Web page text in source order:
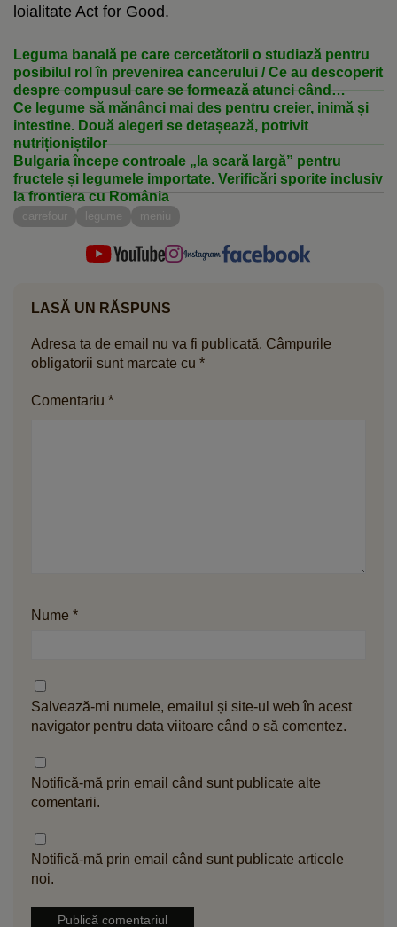
loialitate Act for Good.
Leguma banală pe care cercetătorii o studiază pentru
posibilul rol în prevenirea cancerului / Ce au descoperit
despre compusul care se formează atunci când
mestecăm leguma
Ce legume să mănânci mai des pentru creier, inimă și
intestine. Două alegeri se detașează, potrivit
nutriționiștilor
Bulgaria începe controale „la scară largă” pentru
fructele și legumele importate. Verificări sporite inclusiv
la frontiera cu România
carrefour legume meniu
LASĂ UN RĂSPUNS
Adresa ta de email nu va fi publicată. Câmpurile
obligatorii sunt marcate cu *
Comentariu *
Nume *
Salvează-mi numele, emailul și site-ul web în acest
navigator pentru data viitoare când o să comentez.
Notifică-mă prin email când sunt publicate alte
comentarii.
Notifică-mă prin email când sunt publicate articole
noi.